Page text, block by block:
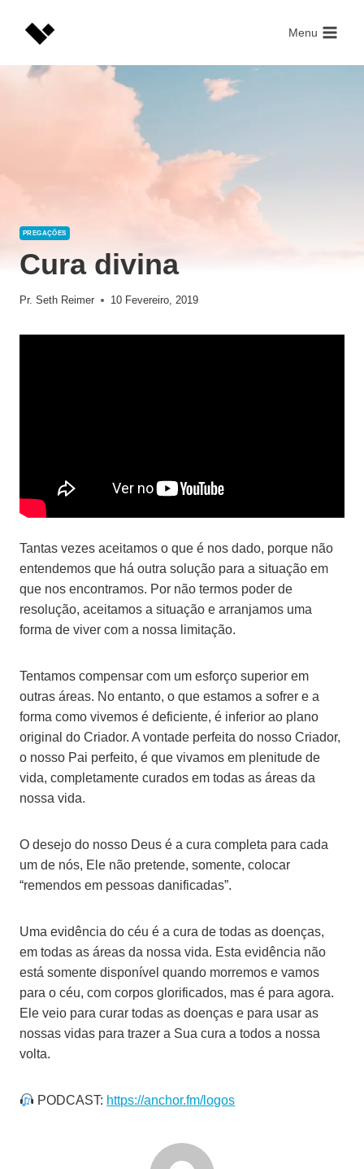
Menu
PREGAÇÕES
Cura divina
Pr. Seth Reimer 10 Fevereiro, 2019
Tantas vezes aceitamos o que é nos dado, porque não
entendemos que há outra solução para a situação em
que nos encontramos. Por não termos poder de
resolução, aceitamos a situação e arranjamos uma
forma de viver com a nossa limitação.
Tentamos compensar com um esforço superior em
outras áreas. No entanto, o que estamos a sofrer e a
forma como vivemos é deficiente, é inferior ao plano
original do Criador. A vontade perfeita do nosso Criador,
o nosso Pai perfeito, é que vivamos em plenitude de
vida, completamente curados em todas as áreas da
nossa vida.
O desejo do nosso Deus é a cura completa para cada
um de nós, Ele não pretende, somente, colocar
“remendos em pessoas danificadas”.
Uma evidência do céu é a cura de todas as doenças,
em todas as áreas da nossa vida. Esta evidência não
está somente disponível quando morremos e vamos
para o céu, com corpos glorificados, mas é para agora.
Ele veio para curar todas as doenças e para usar as
nossas vidas para trazer a Sua cura a todos a nossa
volta.
PODCAST: https://anchor.fm/logos